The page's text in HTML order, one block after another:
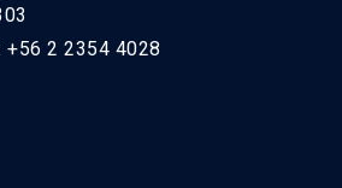
2 2354 4028